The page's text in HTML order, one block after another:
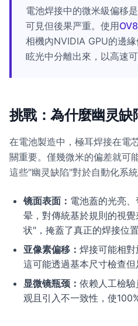
電池焊接中的微米級偏移
可見但後果严重。使用
相機內NVIDIA GPU的邊
眩光中分離出來，以高速
挑戰：為什麼幽灵缺
在電池製造中，極耳焊接在電
關重要。僅幾微米的偏差就可
這些"幽灵缺陷"對於自動化系
镜面表面： 電池蓋的光亮
晕，對傳統基於規則的視
状"，掩蓋了真正的焊接位置
亚像素偏移： 焊接可能相對
這可能透過基本尺寸檢查但
显微镜瓶颈： 依赖人工檢
观且引入不一致性，使